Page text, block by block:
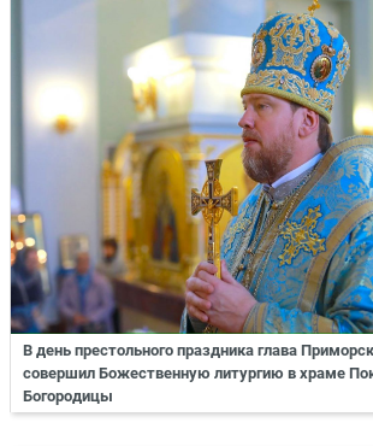
В день престольного праздника глава
совершил Божественную литургию в храме
Богородицы